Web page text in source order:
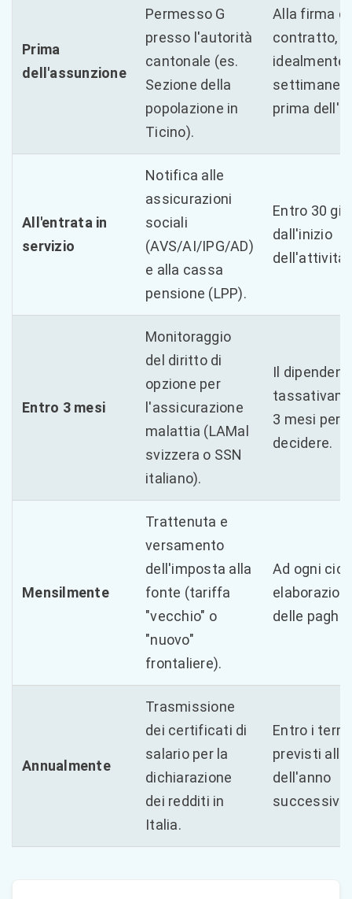
Prima
dell'assunzione
Permesso G
presso l'autorità
cantonale (es.
Sezione della
popolazione in
Ticino).
Alla firma
contratto,
idealmente
settimane
prima
All'entrata in
servizio
Notifica alle
assicurazioni
sociali
(AVS/AI/IPG/AD)
e alla cassa
pensione (LPP).
Entro 30
dall'inizio
dell'attività.
Entro 3 mesi
Monitoraggio
del diritto di
opzione per
l'assicurazione
malattia (LAMal
svizzera o SSN
italiano).
Il
3 mesi per
decidere.
Mensilmente
Trattenuta e
versamento
dell'imposta alla
fonte (tariffa
"vecchio" o
"nuovo"
frontaliere).
Ad ogni
delle paghe.
Annualmente
Trasmissione
dei certificati di
salario per la
dichiarazione
dei redditi in
Italia.
Entro i
previsti
dell'anno
successivo.